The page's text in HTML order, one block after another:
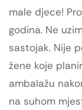
male djece!
godina. Ne
sastojak. Nije
žene koje
ambalažu
na suhom